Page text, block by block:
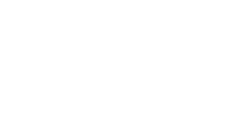
Drücke Enter zum Suchen oder ESC zum